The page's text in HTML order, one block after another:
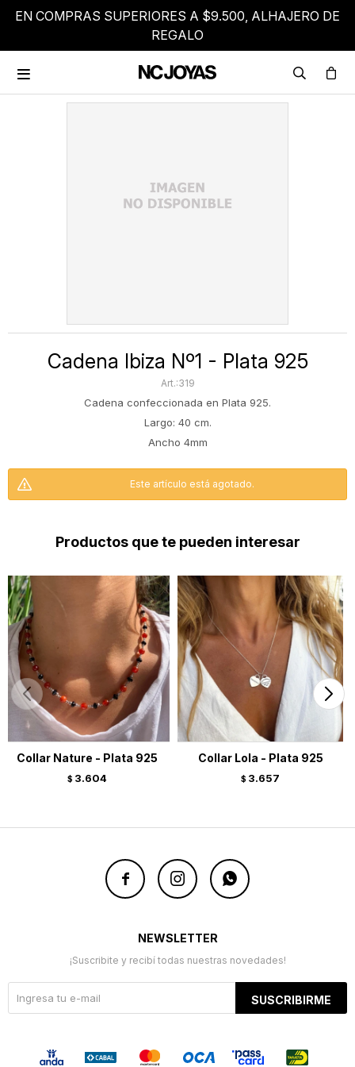
EN COMPRAS SUPERIORES A $9.500, ALHAJERO DE
REGALO

Cadena Ibiza Nº1 - Plata 925
319
Cadena confeccionada en Plata 925.
Largo: 40 cm.
Ancho 4mm
Este artículo está agotado.
Productos que te pueden interesar
Collar Nature - Plata 925
$ 3.604
Collar Lola - Plata 925
$ 3.657
  
NEWSLETTER
¡Suscribite y recibí todas nuestras novedades!
SUSCRIBIRME